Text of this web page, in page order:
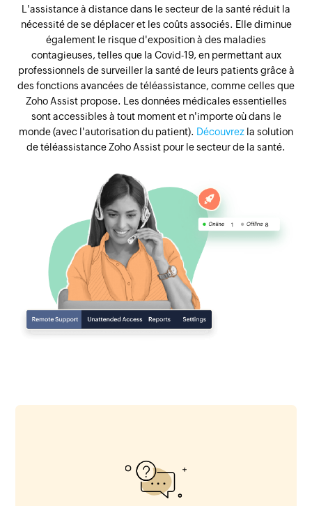
L'assistance à distance dans le secteur de la santé réduit la
nécessité de se déplacer et les coûts associés. Elle diminue
également le risque d'exposition à des maladies
contagieuses, telles que la Covid-19, en permettant aux
professionnels de surveiller la santé de leurs patients grâce à
des fonctions avancées de téléassistance, comme celles que
Zoho Assist propose. Les données médicales essentielles
sont accessibles à tout moment et n'importe où dans le
monde (avec l'autorisation du patient). Découvrez la solution
de téléassistance Zoho Assist pour le secteur de la santé.